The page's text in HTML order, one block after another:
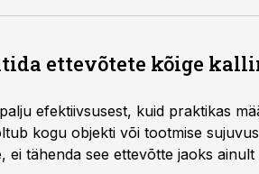
9%.
ettevõtete kõige
efektiivsusest, kuid praktikas
kogu objekti või tootmise
tähenda see ettevõtte jaoks ainult